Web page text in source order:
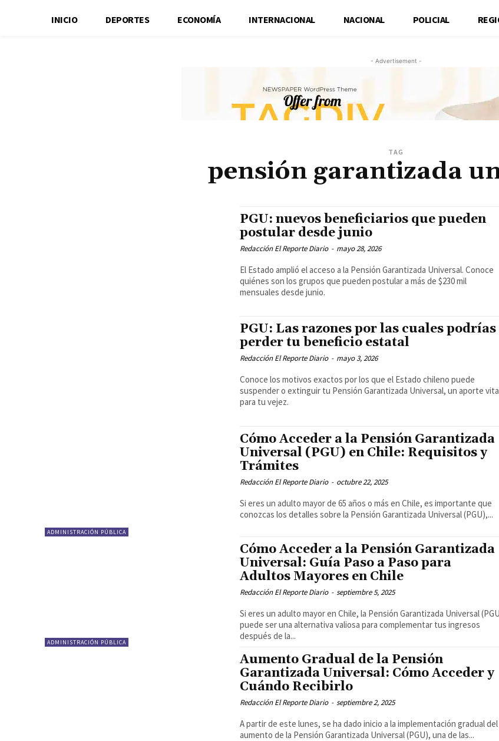
INICIO DEPORTES ECONOMÍA INTERNACIONAL NACIONAL POLICIAL
- Advertisement -
TAG
pensión garantizada
PGU: nuevos beneficiarios que pueden
postular desde junio
Redacción El Reporte Diario - mayo 28, 2026
El Estado amplió el acceso a la Pensión Garantizada Universal. Conoce
quiénes son los grupos que pueden postular a más de $230 mil
mensuales desde junio.
PGU: Las razones por las cuales podrías
perder tu beneficio estatal
Redacción El Reporte Diario - mayo 3, 2026
Conoce los motivos exactos por los que el Estado chileno puede
suspender o extinguir tu Pensión Garantizada Universal, un aporte
para tu vejez.
ADMINISTRACIÓN PÚBLICA
Cómo Acceder a la Pensión Garantizada
Universal (PGU) en Chile: Requisitos y
Trámites
Redacción El Reporte Diario - octubre 22, 2025
Si eres un adulto mayor de 65 años o más en Chile, es importante que
conozcas los detalles sobre la Pensión Garantizada Universal (PGU),...
ADMINISTRACIÓN PÚBLICA
Cómo Acceder a la Pensión Garantizada
Universal: Guía Paso a Paso para
Adultos Mayores en Chile
Redacción El Reporte Diario - septiembre 5, 2025
Si eres un adulto mayor en Chile, la Pensión Garantizada Universal
puede ser una alternativa valiosa para complementar tus ingresos
después de la...
Aumento Gradual de la Pensión
Garantizada Universal: Cómo Acceder y
Cuándo Recibirlo
Redacción El Reporte Diario - septiembre 2, 2025
A partir de este lunes, se ha dado inicio a la implementación gradual del
aumento de la Pensión Garantizada Universal (PGU), una de las...